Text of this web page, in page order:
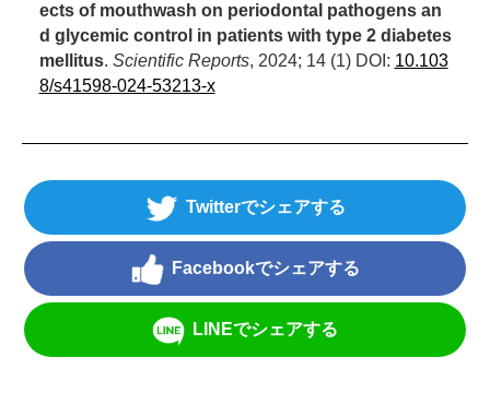
ects of mouthwash on periodontal pathogens an
d glycemic control in patients with type 2 diabetes
mellitus. Scientific Reports, 2024; 14 (1) DOI: 10.103
8/s41598-024-53213-x
Twitter
Facebook
LINE